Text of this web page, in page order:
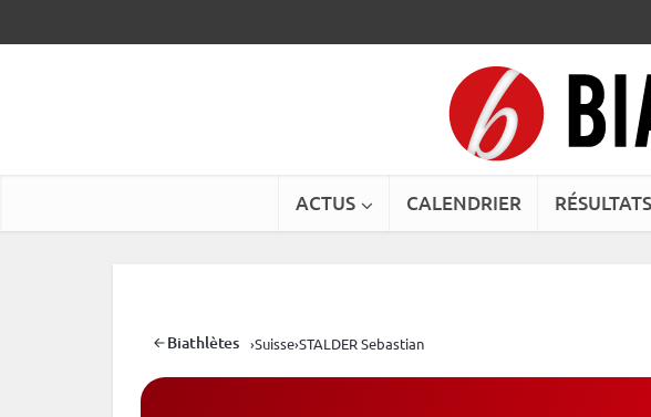
ACTUS CALENDRIER RÉSULTATS
Biathlètes ›Suisse›STALDER Sebastian